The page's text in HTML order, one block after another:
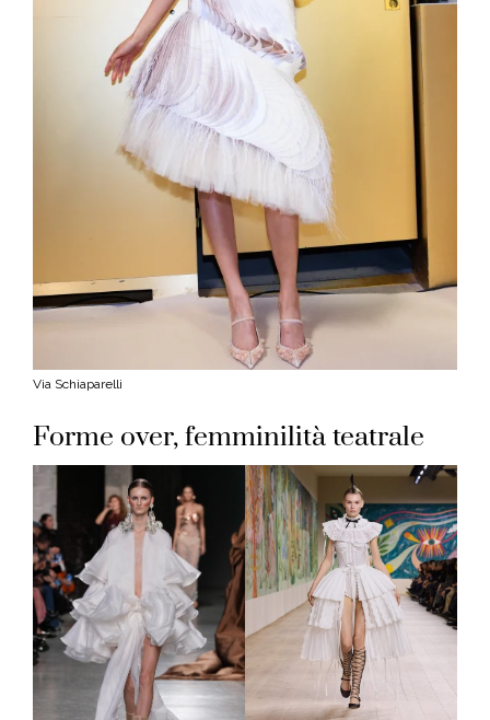
Via Schiaparelli
Forme over, femminilità teatrale